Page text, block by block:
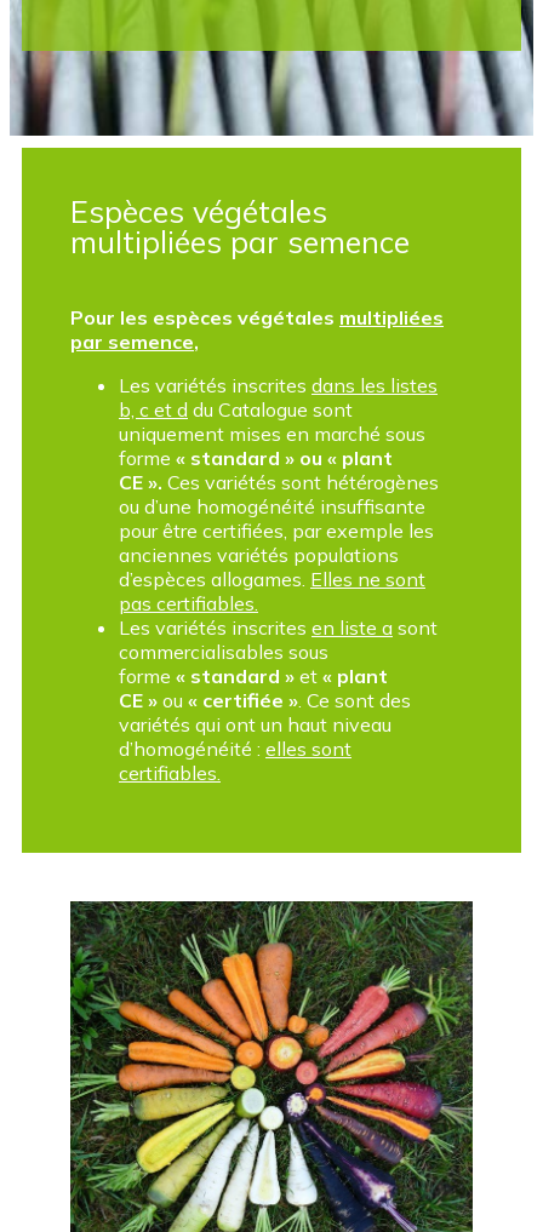
Espèces végétales
multipliées par semence
Pour les espèces végétales multipliées
par semence,
Les variétés inscrites dans les listes
b, c et d du Catalogue sont
uniquement mises en marché sous
forme « standard » ou « plant
CE ». Ces variétés sont hétérogènes
ou d’une homogénéité insuffisante
pour être certifiées, par exemple les
anciennes variétés populations
d’espèces allogames. Elles ne sont
pas certifiables.
Les variétés inscrites en liste a sont
commercialisables sous
forme « standard » et « plant
CE » ou « certifiée » . Ce sont des
variétés qui ont un haut niveau
d’homogénéité : elles sont
certifiables.